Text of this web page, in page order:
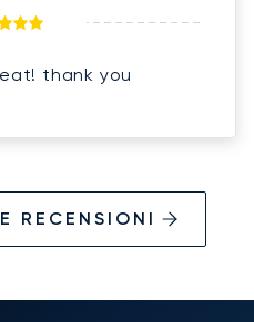
thank you
RECENSIONI